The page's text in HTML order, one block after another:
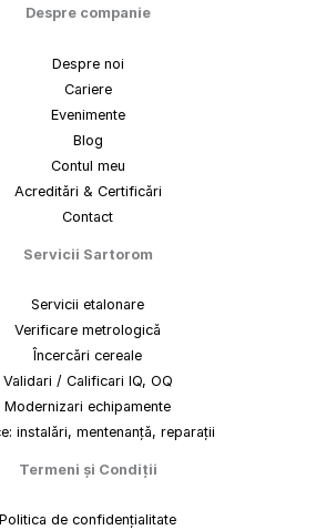
Despre companie
Despre noi
Cariere
Evenimente
Blog
Contul meu
Acreditări & Certificări
Contact
Servicii Sartorom
Servicii etalonare
Verificare metrologică
Încercări cereale
Validari / Calificari IQ, OQ
Modernizari echipamente
instalări, mentenanță, reparații
Termeni și Condiții
Politica de confidențialitate